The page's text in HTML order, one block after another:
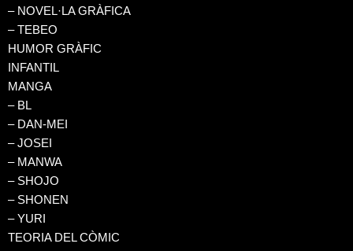
– NOVEL·LA GRÀFICA
– TEBEO
HUMOR GRÀFIC
INFANTIL
MANGA
– BL
– DAN-MEI
– JOSEI
– MANWA
– SHOJO
– SHONEN
– YURI
TEORIA DEL CÒMIC